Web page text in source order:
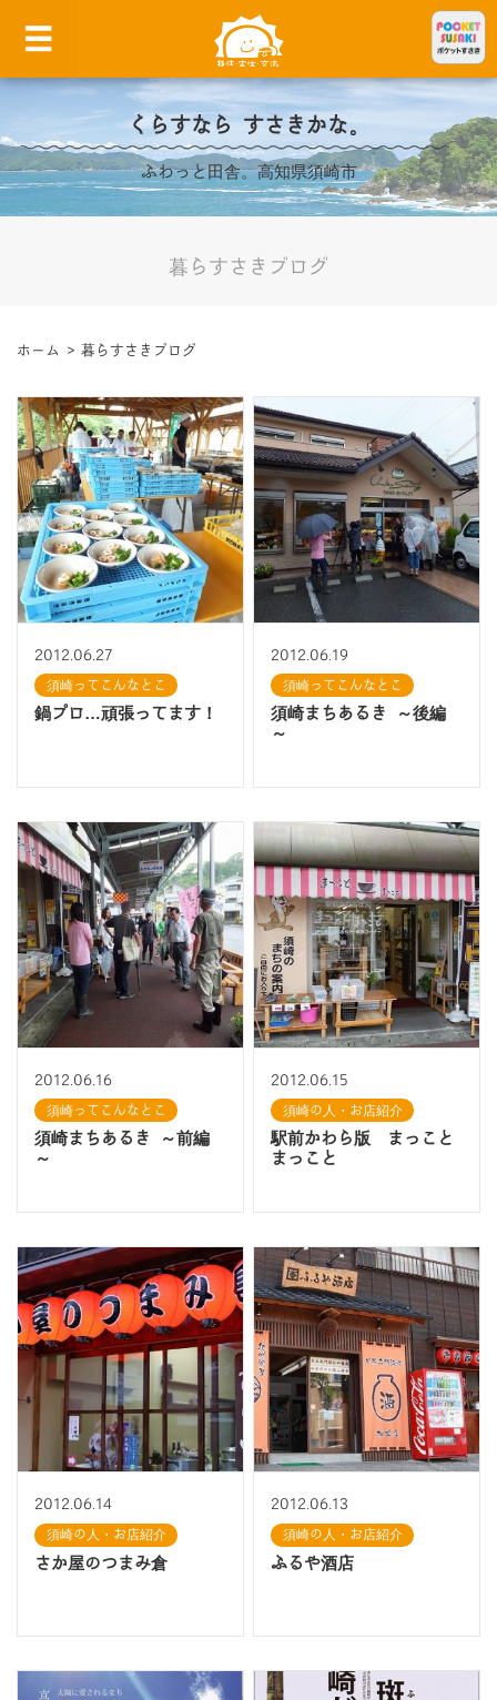
くらすなら すさきかな。
ふわっと田舎。高知県須崎市
暮らすさきブログ
ホーム > 暮らすさきブログ
2012.06.27
須崎ってこんなとこ
鍋プロ…頑張ってます！
2012.06.19
須崎ってこんなとこ
須崎まちあるき ～後編
～
2012.06.16
須崎ってこんなとこ
須崎まちあるき ～前編
～
2012.06.15
須崎の人・お店紹介
駅前かわら版 まっこと
まっこと
2012.06.14
須崎の人・お店紹介
さか屋のつまみ倉
2012.06.13
須崎の人・お店紹介
ふるや酒店